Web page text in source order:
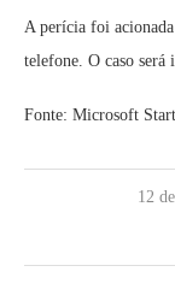
A perícia foi
telefone. O caso será
Fonte: Microsoft Start
12